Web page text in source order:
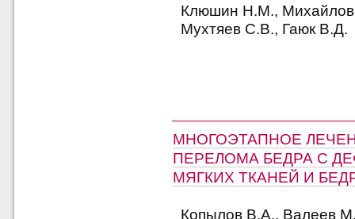
Клюшин Н.М., Михайлов
Мухтяев С.В., Гаюк В.Д.
МНОГОЭТАПНОЕ
ПЕРЕЛОМА БЕДРА С
МЯГКИХ ТКАНЕЙ И
Копылов В.А., Валеев